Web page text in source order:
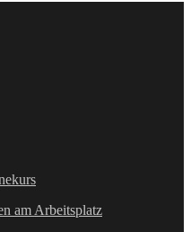
am Arbeitsplatz